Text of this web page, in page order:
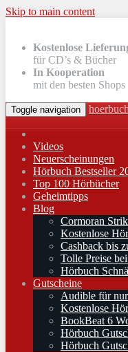
Skip to main content
Kostenlose
für CD’s & Bücher
In Kooperation
mit den besten Shops
Toggle navigation
Videos
Neuerscheinungen
Hörbuch Bestseller
Top 100 Hörbücher
Geheimtipps
Blog
Cormoran
Kostenlose
Cashback bis
Tolle Preise
Hörbuch
Gutscheine
Audible für
Kostenlose
BookBeat 6
Hörbuch
Hörbuch